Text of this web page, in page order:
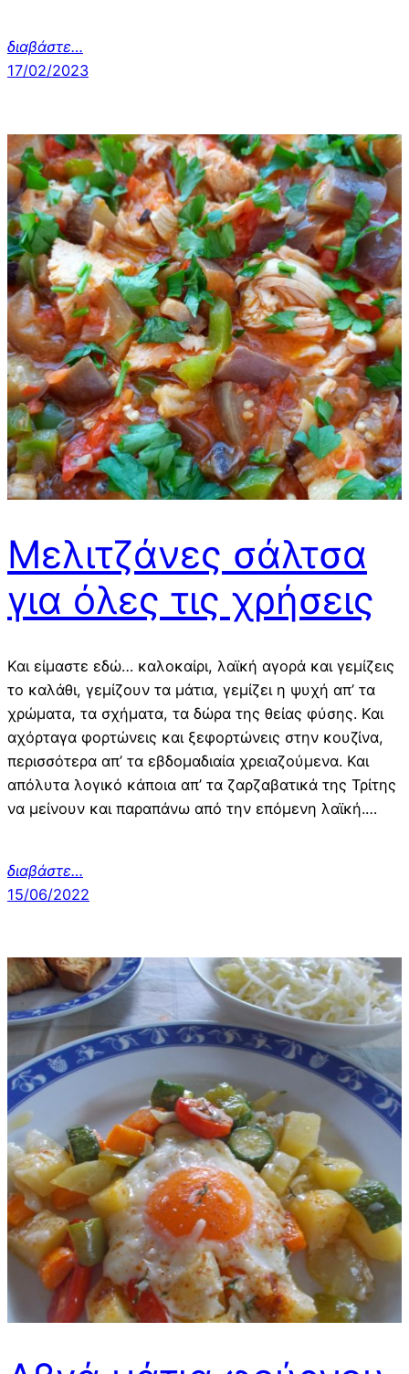
διαβάστε…
17/02/2023
Μελιτζάνες σάλτσα
για όλες τις χρήσεις
Και είμαστε εδώ… καλοκαίρι, λαϊκή αγορά και γεμίζεις
το καλάθι, γεμίζουν τα μάτια, γεμίζει η ψυχή απ’ τα
χρώματα, τα σχήματα, τα δώρα της θείας φύσης. Και
αχόρταγα φορτώνεις και ξεφορτώνεις στην κουζίνα,
περισσότερα απ’ τα εβδομαδιαία χρειαζούμενα. Και
απόλυτα λογικό κάποια απ’ τα ζαρζαβατικά της Τρίτης
να μείνουν και παραπάνω από την επόμενη λαϊκή.…
διαβάστε…
15/06/2022